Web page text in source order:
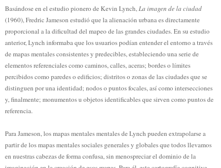
Basándose en el estudio pionero de Kevin Lynch,La imagen de la ciudad
(1960), Fredric Jameson estudió que la alienación urbana es directamente
proporcional a la dificultad del mapeo de las grandes ciudades. En su estudio
anterior, Lynch informaba que los usuarios podían entender el entorno a través
de mapas mentales consistentes y predecibles, estableciendo una serie de
elementos referenciales como caminos, calles, aceras; bordes o límites
percibidos como paredes o edificios; distritos o zonas de las ciudades que se
distinguen por una identidad; nodos o puntos focales, así como intersecciones
y, finalmente; monumentos u objetos identificables que sirven como puntos de
referencia.
Para Jameson, los mapas mentales mentales de Lynch pueden extrapolarse a
partir de los mapas mentales sociales generales y globales que todos llevamos
en nuestras cabezas de forma confusa, sin menospreciar el dominio de la